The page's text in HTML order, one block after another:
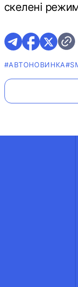
скелені
#АВТОНОВИНКА